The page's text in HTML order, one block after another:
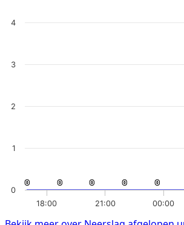
0
0 0
0 0
0 0
0 0
0
18:00 21:00 00:00
0
1
2
3
4